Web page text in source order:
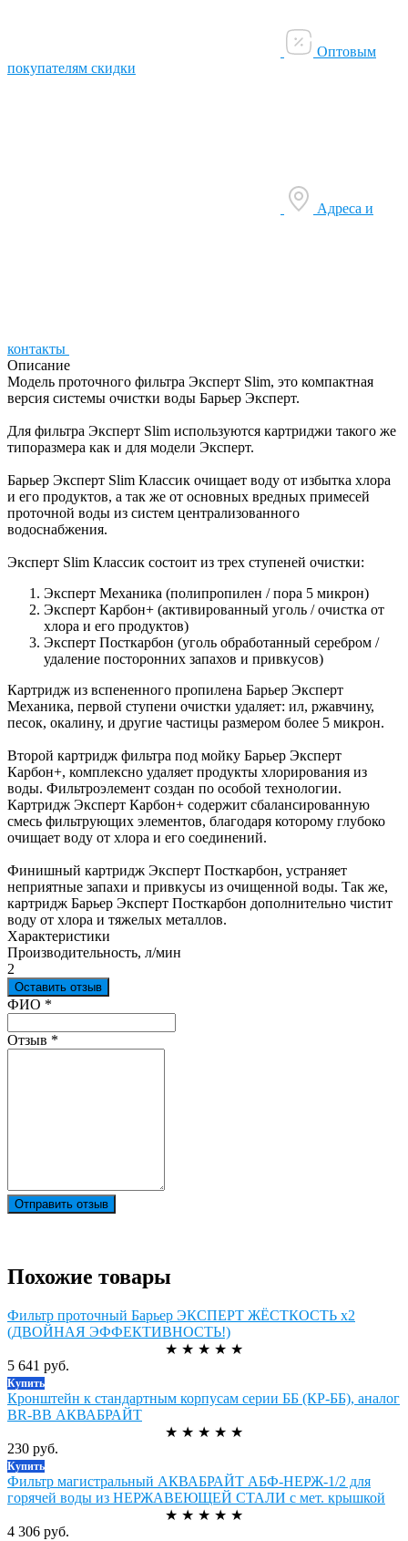
Оптовым
покупателям скидки
Адреса и
контакты
Описание
Модель проточного фильтра Эксперт Slim, это компактная
версия системы очистки воды Барьер Эксперт.
Для фильтра Эксперт Slim используются картриджи такого же
типоразмера как и для модели Эксперт.
Барьер Эксперт Slim Классик очищает воду от избытка хлора
и его продуктов, а так же от основных вредных примесей
проточной воды из систем централизованного
водоснабжения.
Эксперт Slim Классик состоит из трех ступеней очистки:
Эксперт Механика (полипропилен / пора 5 микрон)
Эксперт Карбон+ (активированный уголь / очистка от
хлора и его продуктов)
Эксперт Посткарбон (уголь обработанный серебром /
удаление посторонних запахов и привкусов)
Картридж из вспененного пропилена Барьер Эксперт
Механика, первой ступени очистки удаляет: ил, ржавчину,
песок, окалину, и другие частицы размером более 5 микрон.
Второй картридж фильтра под мойку Барьер Эксперт
Карбон+, комплексно удаляет продукты хлорирования из
воды. Фильтроэлемент создан по особой технологии.
Картридж Эксперт Карбон+ содержит сбалансированную
смесь фильтрующих элементов, благодаря которому глубоко
очищает воду от хлора и его соединений.
Финишный картридж Эксперт Посткарбон, устраняет
неприятные запахи и привкусы из очищенной воды. Так же,
картридж Барьер Эксперт Посткарбон дополнительно чистит
воду от хлора и тяжелых металлов.
Характеристики
Производительность, л/мин
2
Оставить отзыв
Ваш отзыв был отправлен!
ФИО *
Отзыв *
Отправить отзыв
Похожие товары
Фильтр проточный Барьер ЭКСПЕРТ ЖЁСТКОСТЬ х2
(ДВОЙНАЯ ЭФФЕКТИВНОСТЬ!)
★ ★ ★ ★ ★
5 641 руб.
Купить
Кронштейн к стандартным корпусам серии ББ (КР-ББ), аналог
BR-BB АКВАБРАЙТ
★ ★ ★ ★ ★
230 руб.
Купить
Фильтр магистральный АКВАБРАЙТ АБФ-НЕРЖ-1/2 для
горячей воды из НЕРЖАВЕЮЩЕЙ СТАЛИ с мет. крышкой
★ ★ ★ ★ ★
4 306 руб.